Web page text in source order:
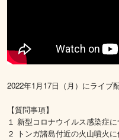
2022年1月17日（月）にライブ
【質問事項】
１ 新型コロナウイルス感染症
２ トンガ諸島付近の火山噴火